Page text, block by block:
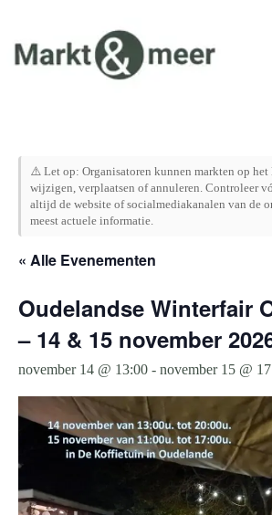
inhoud
⚠️ Let op: Organisatoren kunnen markten op het
wijzigen, verplaatsen of annuleren. Controleer
altijd de website of socialmediakanalen van de
meest actuele informatie.
« Alle Evenementen
Oudelandse Winterfair
– 14 & 15 november
november 14 @ 13:00 - november 15 @